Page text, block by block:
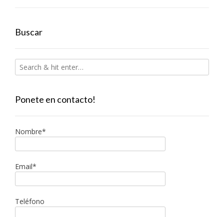
Buscar
Ponete en contacto!
Nombre*
Email*
Teléfono